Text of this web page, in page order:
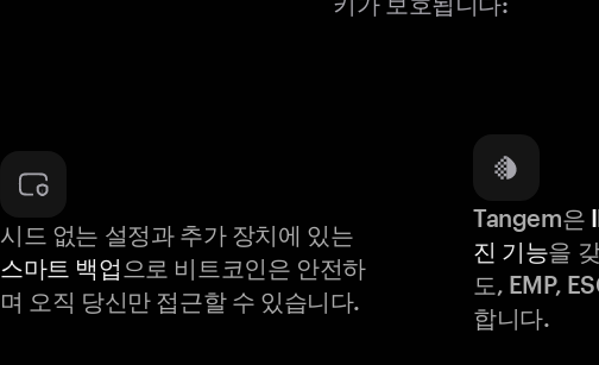
시드 없는 설정과 추가 장치에 있는
스마트 백업 으로 비트코인은 안전하
며 오직 당신만 접근할 수 있습니다.
Tangem은
진 기능을
도, EMP,
합니다.